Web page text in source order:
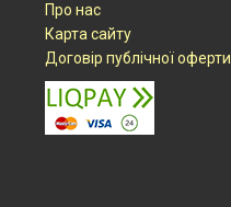
Про нас
Карта сайту
Договір публічної оферти